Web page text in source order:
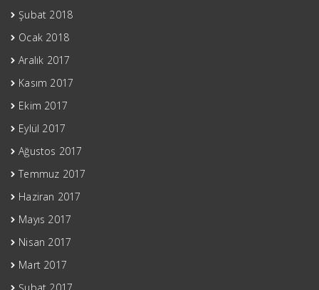
Şubat 2018
Ocak 2018
Aralık 2017
Kasım 2017
Ekim 2017
Eylül 2017
Ağustos 2017
Temmuz 2017
Haziran 2017
Mayıs 2017
Nisan 2017
Mart 2017